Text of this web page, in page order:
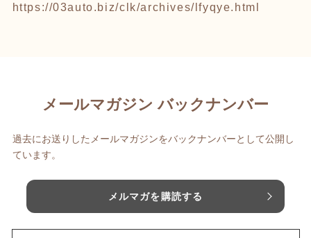
https://03auto.biz/clk/archives/lfyqye.html
メールマガジン バックナンバー
過去にお送りしたメールマガジンをバックナンバーとして公開し
ています。
メルマガを購読する